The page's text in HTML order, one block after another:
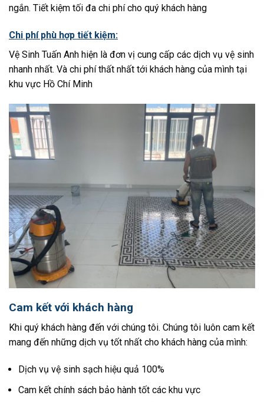
ngắn. Tiết kiệm tối đa chi phí cho quý khách hàng
Chi phí phù hợp tiết kiệm:
Vệ Sinh Tuấn Anh hiện là đơn vị cung cấp các dịch vụ vệ sinh
nhanh nhất. Và chi phí thất nhất tới khách hàng của mình tại
khu vực Hồ Chí Minh
Cam kết với khách hàng
Khi quý khách hàng đến với chúng tôi. Chúng tôi luôn cam kết
mang đến những dịch vụ tốt nhất cho khách hàng của mình:
Dịch vụ vệ sinh sạch hiệu quả 100%
Cam kết chính sách bảo hành tốt các khu vực